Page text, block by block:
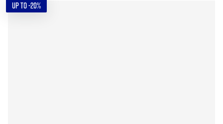
UP TO -20%